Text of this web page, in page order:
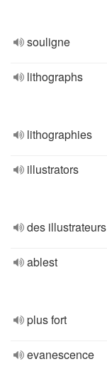
souligne
lithographs
lithographies
illustrators
des illustrateurs
ablest
plus fort
evanescence